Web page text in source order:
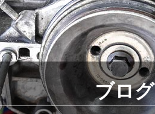
ブログ